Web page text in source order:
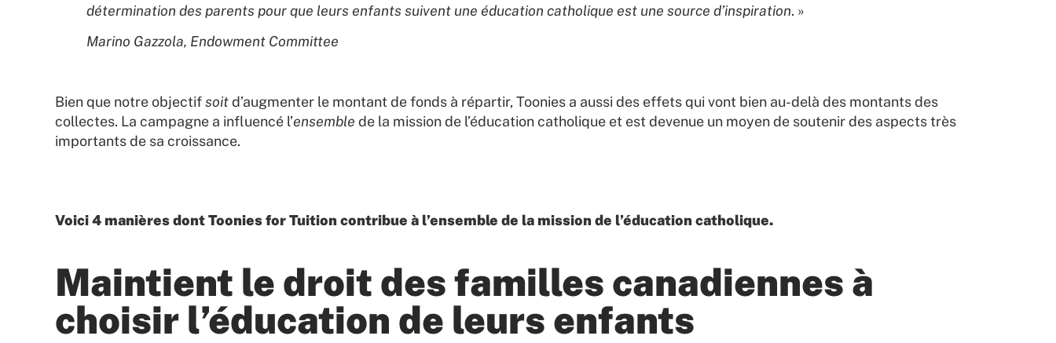
détermination des parents pour que leurs enfants suivent une éducation catholique est une source d’inspiration. »
Marino Gazzola, Endowment Committee
Bien que notre objectifsoitd’augmenter le montant de fonds à répartir, Toonies a aussi des effets qui vont bien au-delà des montants des
collectes. La campagne a influencé l’ensemble de la mission de l’éducation catholique et est devenue un moyen de soutenir des aspects très
importants de sa croissance.
Voici 4 manières dont Toonies for Tuition contribue à l’ensemble de la mission de l’éducation catholique.
Maintient le droit des familles canadiennes à
choisir l’éducation de leurs enfants